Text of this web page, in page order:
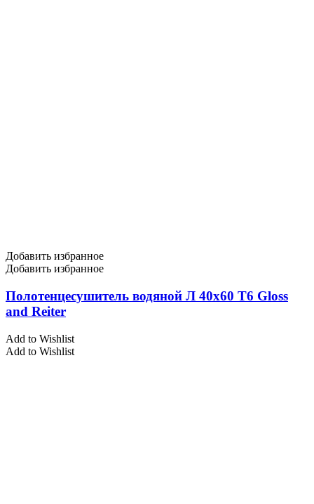
Добавить избранное
Добавить избранное
Полотенцесушитель водяной Л 40х60 Т6 Gloss
and Reiter
Add to Wishlist
Add to Wishlist